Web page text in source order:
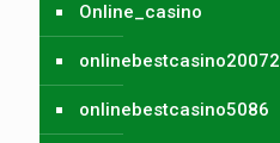
Online_casino
onlinebestcasino20072
onlinebestcasino5086